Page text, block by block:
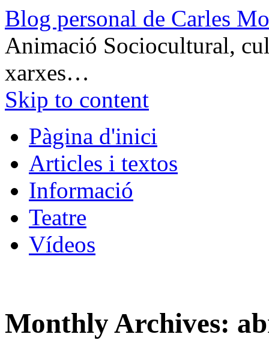
Blog personal de Carles
Animació Sociocultural,
xarxes…
Skip to content
Pàgina d'inici
Articles i textos
Informació
Teatre
Vídeos
Monthly Archives: